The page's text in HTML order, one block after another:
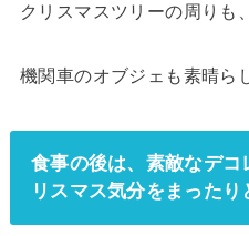
クリスマスツリーの周りも
機関車のオブジェも素晴ら
食事の後は、素敵なデコ
リスマス気分をまったり